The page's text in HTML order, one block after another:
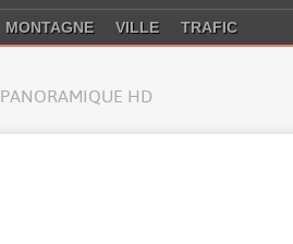
MONTAGNE VILLE TRAFIC
PANORAMIQUE HD